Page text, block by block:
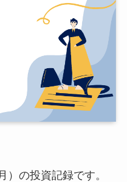
）の投資記録です。